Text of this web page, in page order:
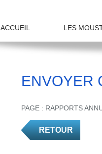
ACCUEIL LES
ENVOYER
PAGE : RAPPORTS
RETOUR